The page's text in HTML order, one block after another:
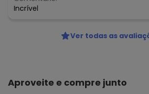
Incrível
Ver todas as
Aproveite e compre junto